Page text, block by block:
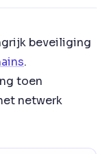
beveiliging
.
toen
netwerk